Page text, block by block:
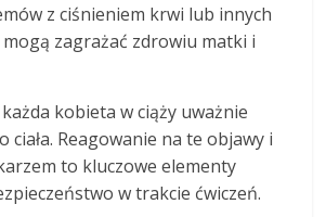
z ciśnieniem krwi lub innych
zagrażać zdrowiu matki i
kobieta w ciąży uważnie
ciała. Reagowanie na te objawy i
to kluczowe elementy
w trakcie ćwiczeń.